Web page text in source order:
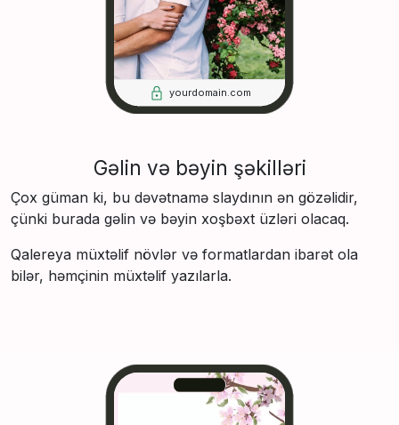
Gəlin və bəyin şəkilləri
Çox güman ki, bu dəvətnamə slaydının ən gözəlidir,
çünki burada gəlin və bəyin xoşbəxt üzləri olacaq.
Qalereya müxtəlif növlər və formatlardan ibarət ola
bilər, həmçinin müxtəlif yazılarla.
yourdomain.com